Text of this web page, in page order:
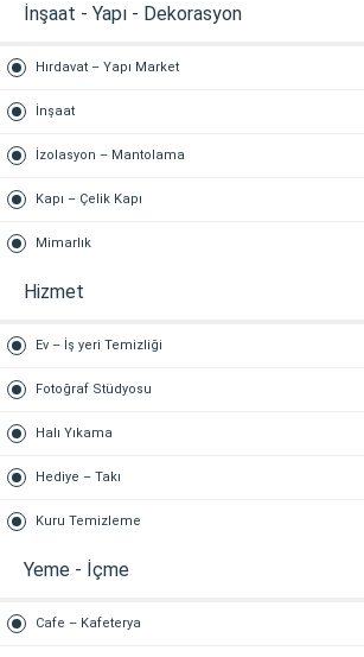
İnşaat - Yapı - Dekorasyon
Hırdavat – Yapı Market
İnşaat
İzolasyon – Mantolama
Kapı – Çelik Kapı
Mimarlık
Hizmet
Ev – İş yeri Temizliği
Fotoğraf Stüdyosu
Halı Yıkama
Hediye – Takı
Kuru Temizleme
Yeme - İçme
Cafe – Kafeterya